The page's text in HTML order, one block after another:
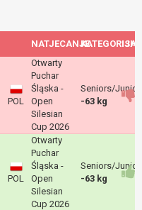
NATJECANJEKATEGORIJA
POL
Otwarty
Puchar
Śląska -
Open
Silesian
Cup 2026
Seniors/
-63 kg
POL
Otwarty
Puchar
Śląska -
Open
Silesian
Cup 2026
Seniors/
-63 kg